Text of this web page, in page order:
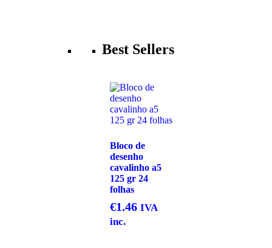
Best Sellers
Bloco de
desenho
cavalinho a5
125 gr 24
folhas
€1.46 IVA
inc.